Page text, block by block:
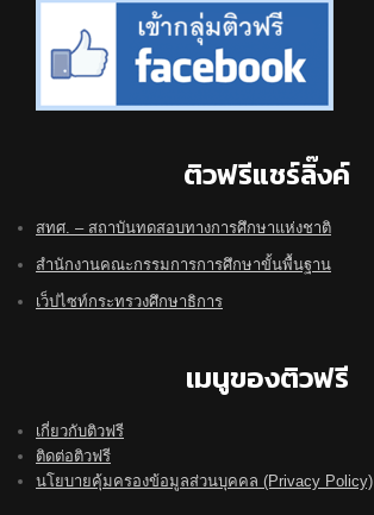
ติวฟรีแชร์ลิ๊งค์
สทศ. – สถาบันทดสอบทางการศึกษาแห่งชาติ
สำนักงานคณะกรรมการการศึกษาขั้นพื้นฐาน
เว็ปไซท์กระทรวงศึกษาธิการ
เมนูของติวฟรี
เกี่ยวกับติวฟรี
ติดต่อติวฟรี
นโยบายคุ้มครองข้อมูลส่วนบุคคล (Privacy Policy)